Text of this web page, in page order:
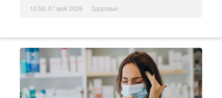
10:58, 07 май 2026 Здоровье